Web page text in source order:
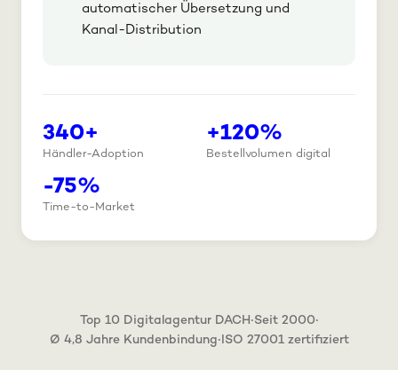
automatischer Übersetzung und
Kanal-Distribution
340+
Händler-Adoption
+120%
Bestellvolumen digital
-75%
Time-to-Market
Top 10 Digitalagentur DACH·Seit 2000·
Ø 4,8 Jahre Kundenbindung·ISO 27001 zertifiziert